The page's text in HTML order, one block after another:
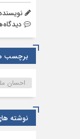
برچسب
احسان
نوشته